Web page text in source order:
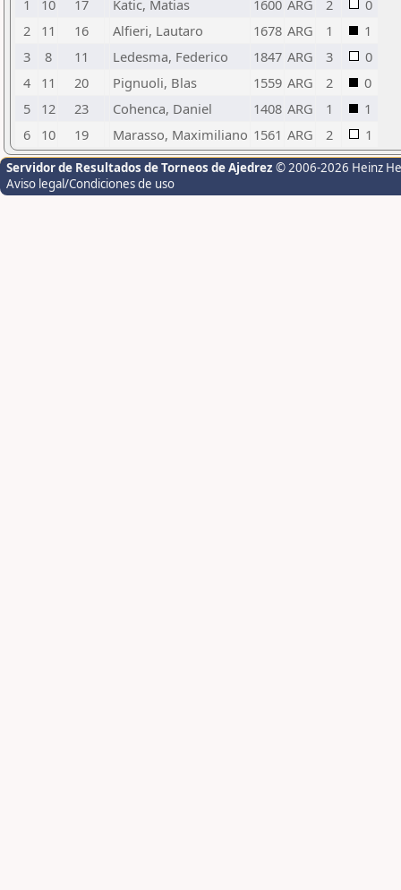
1
10 17 Katic, Matias 1600 ARG 2
0
2
11 16 Alfieri, Lautaro 1678 ARG 1
1
3
8 11 Ledesma, Federico 1847 ARG 3
0
4
11 20 Pignuoli, Blas 1559 ARG 2
0
5
12 23 Cohenca, Daniel 1408 ARG 1
1
6
10 19 Marasso, Maximiliano 1561 ARG 2 1
Servidor de Resultados de Torneos de Ajedrez © 2006-2026 Heinz
Aviso legal/Condiciones de uso